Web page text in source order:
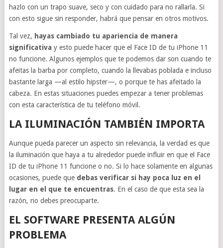
hazlo con un trapo suave, seco y con cuidado para no rallarla. Si
con esto sigue sin responder, habrá que pensar en otros motivos.
Tal vez, hayas cambiado tu apariencia de manera
significativa y esto puede hacer que el Face ID de tu iPhone 11
no funcione. Algunos ejemplos que te podemos dar son cuando te
afeitas la barba por completo, cuando la llevabas poblada e incluso
bastante larga —al estilo hipster—, o porque te has afeitado la
cabeza. En estas situaciones puedes empezar a tener problemas
con esta característica de tu teléfono móvil.
LA ILUMINACIÓN TAMBIÉN IMPORTA
Aunque pueda parecer un aspecto sin relevancia, la verdad es que
la iluminación que haya a tu alrededor puede influir en que el Face
ID de tu iPhone 11 funcione o no. Si lo hace solamente en algunas
ocasiones, puede que debas verificar si hay poca luz en el
lugar en el que te encuentras. En el caso de que esta sea la
razón, no debes preocuparte.
EL SOFTWARE PRESENTA ALGÚN
PROBLEMA